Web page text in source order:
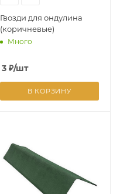
Гвозди для ондулина
(коричневые)
Много
3₽/шт
В КОРЗИНУ